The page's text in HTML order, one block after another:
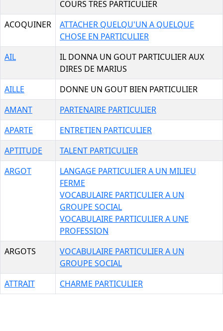
COURS TRES PARTICULIER
ACOQUINER
ATTACHER QUELQU'UN A QUELQUE
CHOSE EN PARTICULIER
AIL
IL DONNA UN GOUT PARTICULIER AUX
DIRES DE MARIUS
AILLE
DONNE UN GOUT BIEN PARTICULIER
AMANT
PARTENAIRE PARTICULIER
APARTE
ENTRETIEN PARTICULIER
APTITUDE
TALENT PARTICULIER
ARGOT
LANGAGE PARTICULIER A UN MILIEU
FERME
VOCABULAIRE PARTICULIER A UN
GROUPE SOCIAL
VOCABULAIRE PARTICULIER A UNE
PROFESSION
ARGOTS
VOCABULAIRE PARTICULIER A UN
GROUPE SOCIAL
ATTRAIT
CHARME PARTICULIER